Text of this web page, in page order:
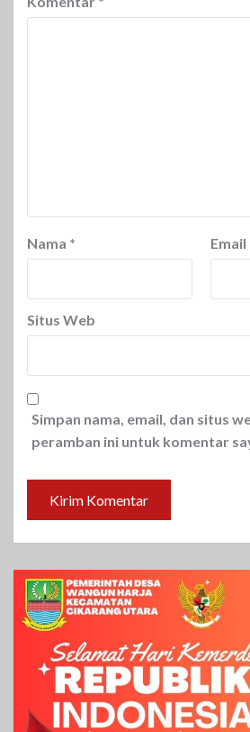
Nama * Email
Situs Web
Simpan nama, email, dan situs
peramban ini untuk komentar